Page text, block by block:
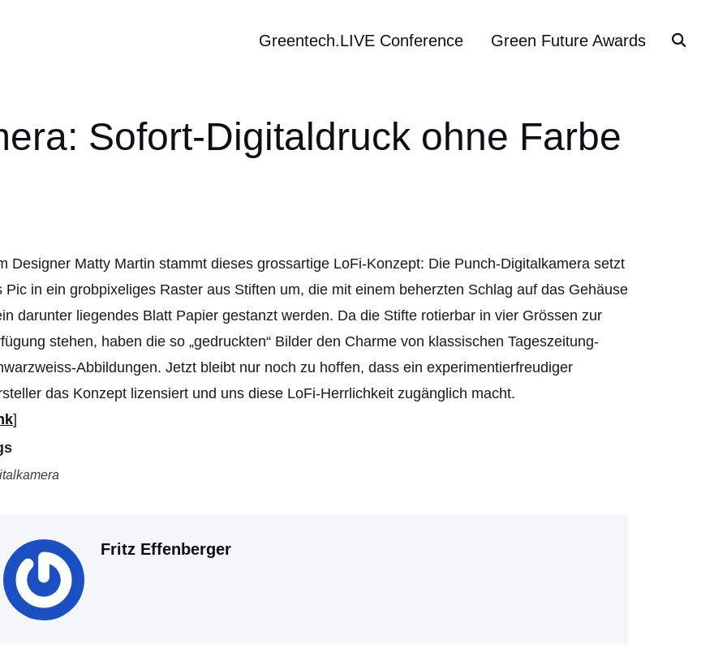
Greentech.LIVE Conference Green Future Awards
Sofort-Digitaldruck ohne Farbe
Designer Matty Martin stammt dieses grossartige LoFi-Konzept: Die Punch-Digitalkamera setzt
Pic in ein grobpixeliges Raster aus Stiften um, die mit einem beherzten Schlag auf das Gehäuse
darunter liegendes Blatt Papier gestanzt werden. Da die Stifte rotierbar in vier Grössen zur
stehen, haben die so „gedruckten“ Bilder den Charme von klassischen Tageszeitung-
Abbildungen. Jetzt bleibt nur noch zu hoffen, dass ein experimentierfreudiger
das Konzept lizensiert und uns diese LoFi-Herrlichkeit zugänglich macht.
]
Fritz Effenberger